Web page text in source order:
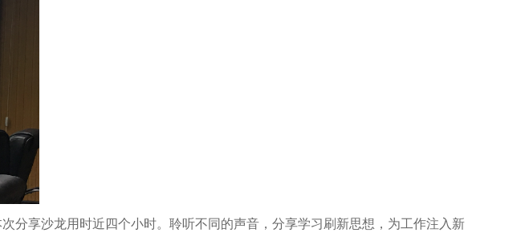
享沙龙用时近四个小时。聆听不同的声音，分享学习刷新思想，为工作注入新